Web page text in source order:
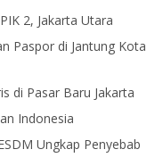
2, Jakarta Utara
Paspor di Jantung Kota
di Pasar Baru Jakarta
Indonesia
Ungkap Penyebab